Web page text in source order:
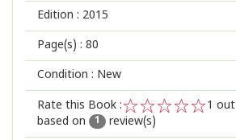
Edition : 2015
Page(s) : 80
Condition : New
Rate this Book :
2
1
1
based on
1 review(s)